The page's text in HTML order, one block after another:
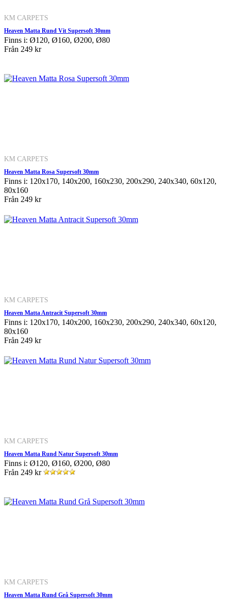
KM CARPETS
Heaven Matta Rund Vit Supersoft 30mm
Finns i: Ø120, Ø160, Ø200, Ø80
Från 249 kr
KM CARPETS
Heaven Matta Rosa Supersoft 30mm
Finns i: 120x170, 140x200, 160x230, 200x290, 240x340, 60x120,
80x160
Från 249 kr
KM CARPETS
Heaven Matta Antracit Supersoft 30mm
Finns i: 120x170, 140x200, 160x230, 200x290, 240x340, 60x120,
80x160
Från 249 kr
KM CARPETS
Heaven Matta Rund Natur Supersoft 30mm
Finns i: Ø120, Ø160, Ø200, Ø80
Från 249 kr
KM CARPETS
Heaven Matta Rund Grå Supersoft 30mm